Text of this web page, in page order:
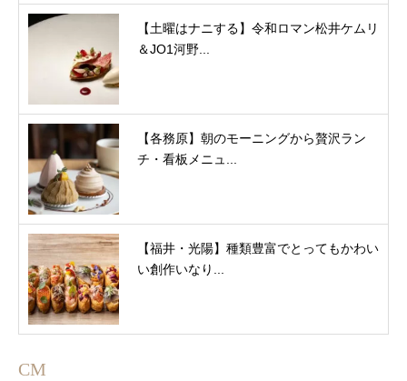
【土曜はナニする】令和ロマン松井ケムリ
＆JO1河野...
【各務原】朝のモーニングから贅沢ラン
チ・看板メニュ...
【福井・光陽】種類豊富でとってもかわい
い創作いなり...
CM